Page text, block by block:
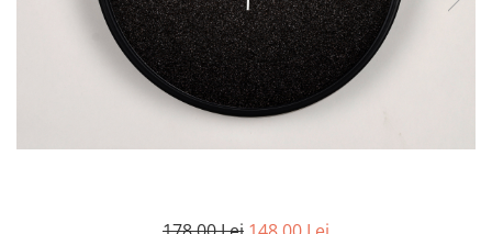
Zodia Fecioara
Zodia Gemeni
Zodia Taur
Tablouri PVC
Tablouri PVC copii